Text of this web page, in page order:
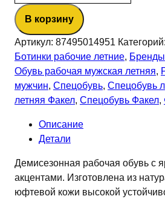
товара
Ботинки
ЛАЙМ
Балтобувь
МП
ПУ/
ТПУ
(арт.5308Т
lime)
В корзину
Артикул: 87495014951 Категорий:
Ботинки рабочие летние, Бренды
Обувь рабочая мужская летняя,
мужчин, Спецобувь, Спецобувь
летняя Факел, Спецобувь Факел,
Описание
Детали
Демисезонная рабочая обувь с
акцентами. Изготовлена из
юфтевой кожи высокой